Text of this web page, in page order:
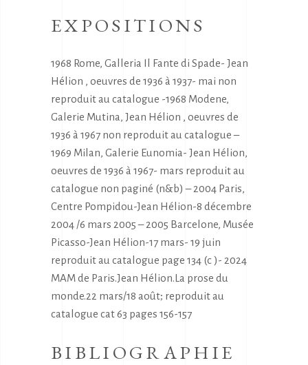
EXPOSITIONS
1968 Rome, Galleria Il Fante di Spade- Jean
Hélion , oeuvres de 1936 à 1937- mai non
reproduit au catalogue -1968 Modene,
Galerie Mutina, Jean Hélion , oeuvres de
1936 à 1967 non reproduit au catalogue –
1969 Milan, Galerie Eunomia- Jean Hélion,
oeuvres de 1936 à 1967- mars reproduit au
catalogue non paginé (n&b) – 2004 Paris,
Centre Pompidou-Jean Hélion-8 décembre
2004 /6 mars 2005 – 2005 Barcelone, Musée
Picasso-Jean Hélion-17 mars- 19 juin
reproduit au catalogue page 134 (c )- 2024
MAM de Paris.Jean Hélion.La prose du
monde.22 mars/18 août; reproduit au
catalogue cat 63 pages 156-157
BIBLIOGRAPHIE